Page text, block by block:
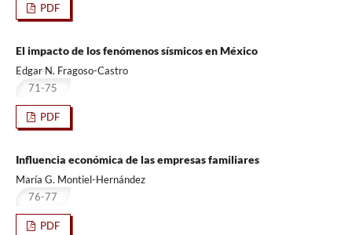
PDF
El impacto de los fenómenos sísmicos en México
Edgar N. Fragoso-Castro
71-75
PDF
Influencia económica de las empresas familiares
María G. Montiel-Hernández
76-77
PDF